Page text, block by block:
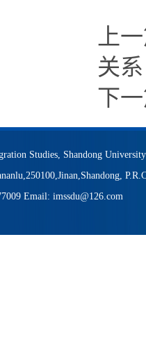
上
关系
下一
Studies, Shandong University
Email: imssdu@126.com